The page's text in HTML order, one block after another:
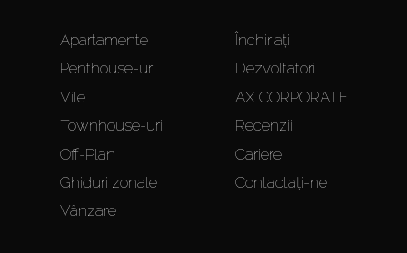
Apartamente
Penthouse-uri
Vile
Townhouse-uri
Off-Plan
Ghiduri zonale
Vânzare
Închiriați
Dezvoltatori
AX CORPORATE
Recenzii
Cariere
Contactați-ne